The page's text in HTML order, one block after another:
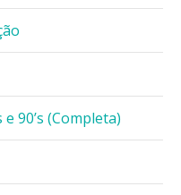
e 90’s (Completa)